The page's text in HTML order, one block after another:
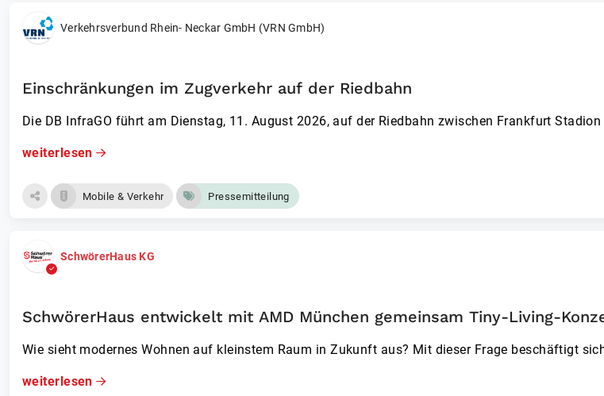
Verkehrsverbund Rhein- Neckar GmbH (VRN GmbH)
Einschränkungen im Zugverkehr auf der Riedbahn
Die DB InfraGO führt am Dienstag, 11. August 2026, auf der Riedbahn zwischen Frankfurt
weiterlesen
Mobile & Verkehr Pressemitteilung
SchwörerHaus KG
SchwörerHaus entwickelt mit AMD München gemeinsam Tiny-Living-
Wie sieht modernes Wohnen auf kleinstem Raum in Zukunft aus? Mit dieser Frage beschäftigt
weiterlesen